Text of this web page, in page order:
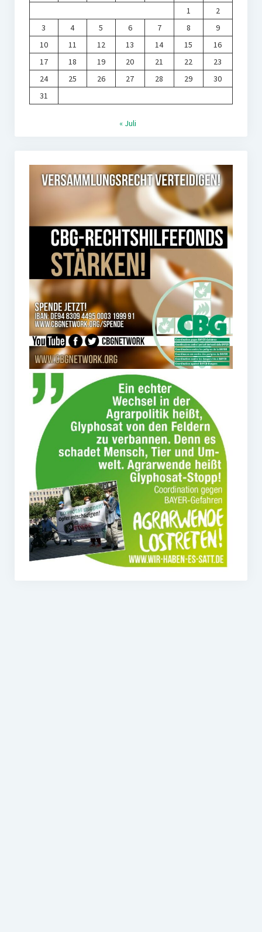
1
2
3
4 5 6 7 8
9
10
11 12 13 14 15
16
17
18 19 20 21 22
23
24
25 26 27 28 29
30
31
« Juli